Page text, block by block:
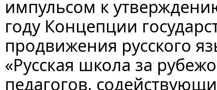
импульсом к
году Концепции
продвижения русского
«Русская школа за
педагогов,